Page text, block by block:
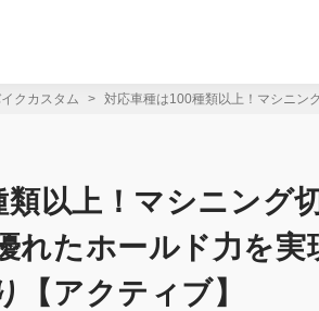
クカスタム 対応車種は100種類以上！マシニン
以上！マシニング
れたホールド力を
【アクティブ】